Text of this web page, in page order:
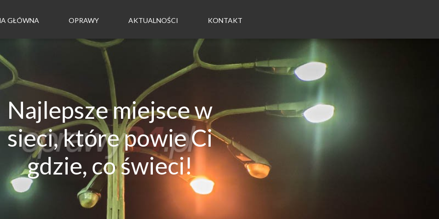
GŁÓWNA OPRAWY AKTUALNOŚCI KONTAKT
Najlepsze miejsce w
sieci, które powie Ci
gdzie, co świeci!